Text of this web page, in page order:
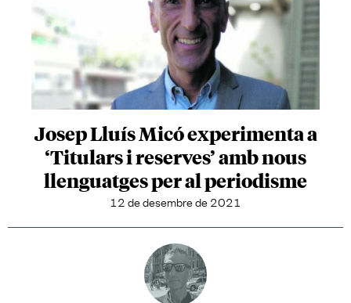
Josep Lluís Micó experimenta a
‘Titulars i reserves’ amb nous
llenguatges per al periodisme
12 de desembre de 2021